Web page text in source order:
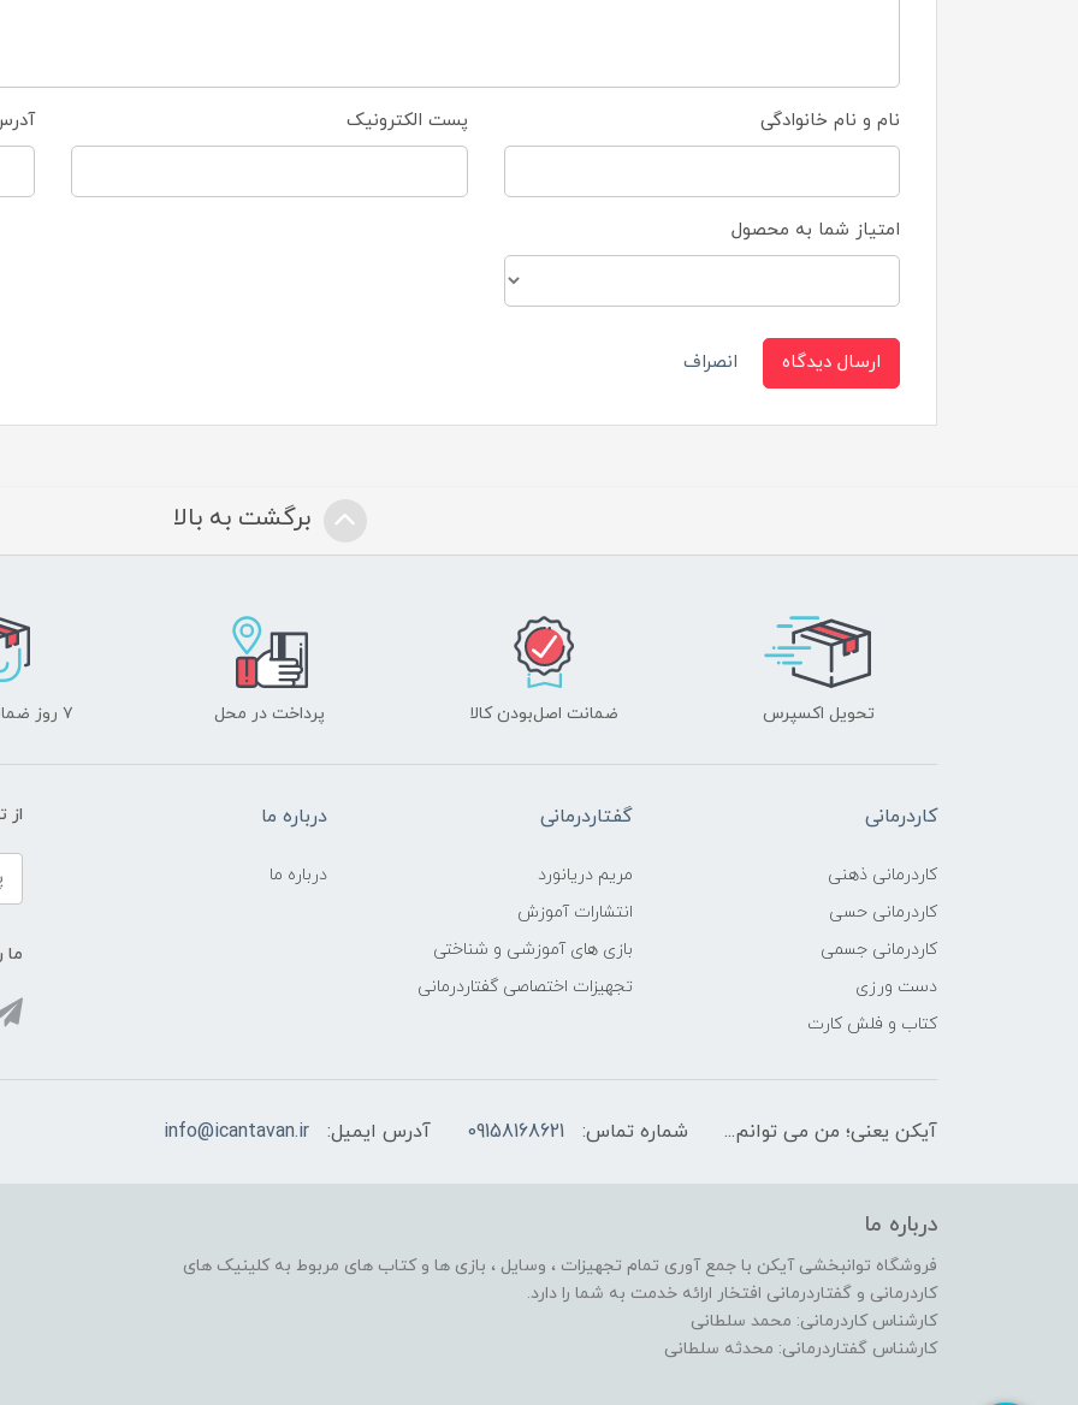
نام و نام خانوادگی پست الکترونیک
امتیاز شما به محصول
ارسال دیدگاه انصراف
برگشت به بالا
تحویل اکسپرس ضمانت اصل‌بودن کالا پرداخت در محل ۷ روز ضمانت بازگشت
کاردرمانی
کاردرمانی ذهنی
کاردرمانی حسی
کاردرمانی جسمی
دست ورزی
کتاب و فلش کارت
گفتاردرمانی
مریم دریانورد
انتشارات آموزش
بازی های آموزشی و شناختی
تجهیزات اختصاصی گفتاردرمانی
درباره ما
درباره ما
از
ما
آیکن یعنی؛ من می توانم... شماره تماس: 09158168621 آدرس ایمیل: info@icantavan.ir
درباره ما
فروشگاه توانبخشی آیکن با جمع آوری تمام تجهیزات ، وسایل ، بازی ها و کتاب های مربوط به کلینیک های
کاردرمانی و گفتاردرمانی افتخار ارائه خدمت به شما را دارد.
کارشناس کاردرمانی: محمد سلطانی
کارشناس گفتاردرمانی: محدثه سلطانی